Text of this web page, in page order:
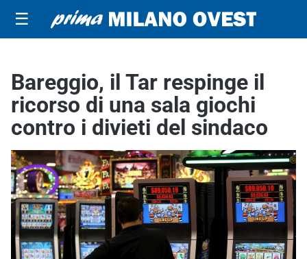
☰
Bareggio, il Tar respinge il
ricorso di una sala giochi
contro i divieti del sindaco